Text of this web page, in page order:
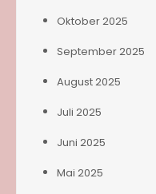
Oktober 2025
September 2025
August 2025
Juli 2025
Juni 2025
Mai 2025